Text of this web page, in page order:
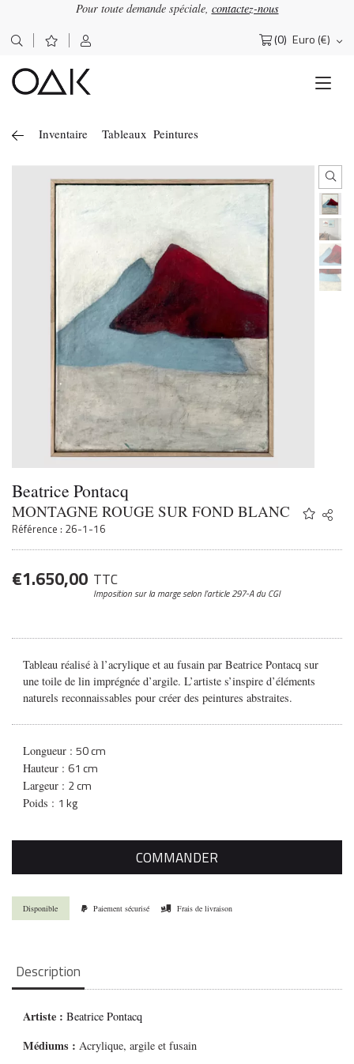
Pour toute demande spéciale, contactez-nous
(0) Euro (€)
Rechercher :
Inventaire Tableaux Peintures
Beatrice Pontacq
MONTAGNE ROUGE SUR FOND BLANC
Référence : 26-1-16
Share
Twitter
€1.650,00 TTC
Imposition sur la margeselon l’article 297-A du CGI
Tableau réalisé à l’acrylique et au fusain par Beatrice Pontacq sur
une toile de lin imprégnée d’argile. L’artiste s’inspire d’éléments
naturels reconnaissables pour créer des peintures abstraites.
Longueur :50 cm
Hauteur :61 cm
Largeur : 2 cm
Poids : 1 kg
COMMANDER
Disponible Paiement sécurisé Frais de livraison
Description
Artiste :Beatrice Pontacq
Médiums :Acrylique, argile et fusain